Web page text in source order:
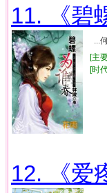
11. 《碧
[主
[时
12. 《爱